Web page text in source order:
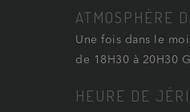
ATMOSPHÈRE
Une fois dans le
de 18H30 à 20H30
HEURE DE